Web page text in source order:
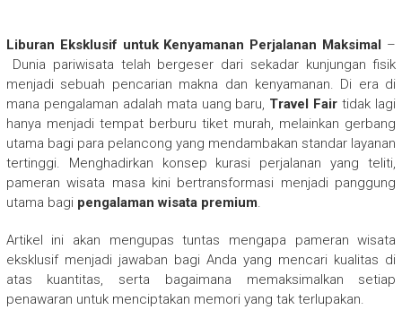
Liburan Eksklusif untuk Kenyamanan Perjalanan Maksimal
–
Dunia pariwisata telah bergeser dari sekadar kunjungan fisik
menjadi sebuah pencarian makna dan kenyamanan. Di era di
mana pengalaman adalah mata uang baru, Travel Fair tidak lagi
hanya menjadi tempat berburu tiket murah, melainkan gerbang
utama bagi para pelancong yang mendambakan standar layanan
tertinggi. Menghadirkan konsep kurasi perjalanan yang teliti,
pameran wisata masa kini bertransformasi menjadi panggung
utama bagi pengalaman wisata premium.
Artikel ini akan mengupas tuntas mengapa pameran wisata
eksklusif menjadi jawaban bagi Anda yang mencari kualitas di
atas kuantitas, serta bagaimana memaksimalkan setiap
penawaran untuk menciptakan memori yang tak terlupakan.